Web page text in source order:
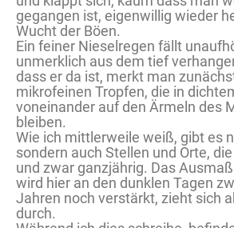
gegangen ist, eigenwillig wieder
Wucht der Böen.
Ein feiner Nieselregen fällt
unmerklich aus dem tief
dass er da ist, merkt man
mikrofeinen Tropfen, die in
voneinander auf den Ärmeln des
bleiben.
Wie ich mittlerweile weiß, gibt es
sondern auch Stellen und Orte,
und zwar ganzjährig. Das
wird hier an den dunklen Tagen
Jahren noch verstärkt, zieht sich
durch.